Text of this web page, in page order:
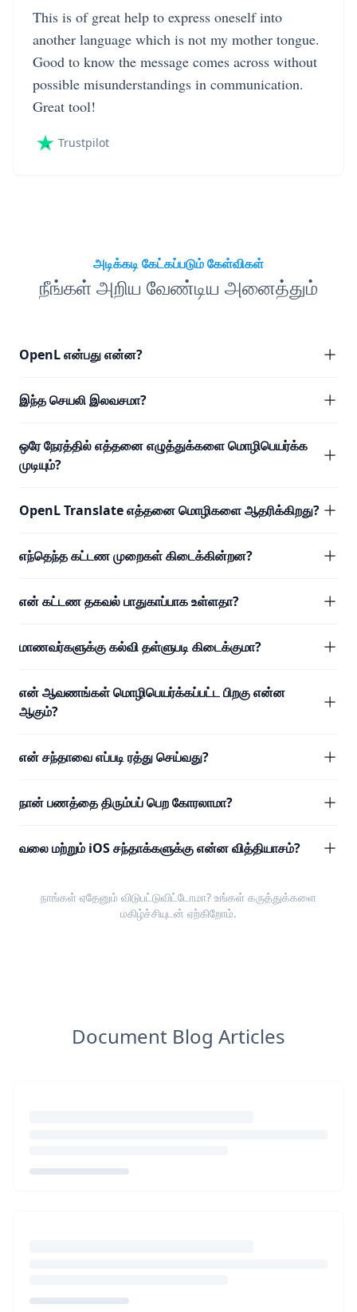
This is of great help to express oneself into
another language which is not my mother tongue.
Good to know the message comes across without
possible misunderstandings in communication.
Great tool!
Trustpilot
அடிக்கடி கேட்கப்படும் கேள்விகள்
நீங்கள் அறிய வேண்டிய அனைத்தும்
OpenL என்பது என்ன?
இந்த செயலி இலவசமா?
ஒரே நேரத்தில் எத்தனை எழுத்துக்களை மொழிபெயர்க்க
முடியும்?
OpenL Translate எத்தனை மொழிகளை ஆதரிக்கிறது?
எந்தெந்த கட்டண முறைகள் கிடைக்கின்றன?
என் கட்டண தகவல் பாதுகாப்பாக உள்ளதா?
மாணவர்களுக்கு கல்வி தள்ளுபடி கிடைக்குமா?
என் ஆவணங்கள் மொழிபெயர்க்கப்பட்ட பிறகு என்ன
ஆகும்?
என் சந்தாவை எப்படி ரத்து செய்வது?
நான் பணத்தை திரும்பப் பெற கோரலாமா?
வலை மற்றும் iOS சந்தாக்களுக்கு என்ன வித்தியாசம்?
நாங்கள் ஏதேனும் விடுபட்டுவிட்டோமா? உங்கள் கருத்துக்களை
மகிழ்ச்சியுடன் ஏற்கிறோம்.
Document Blog Articles